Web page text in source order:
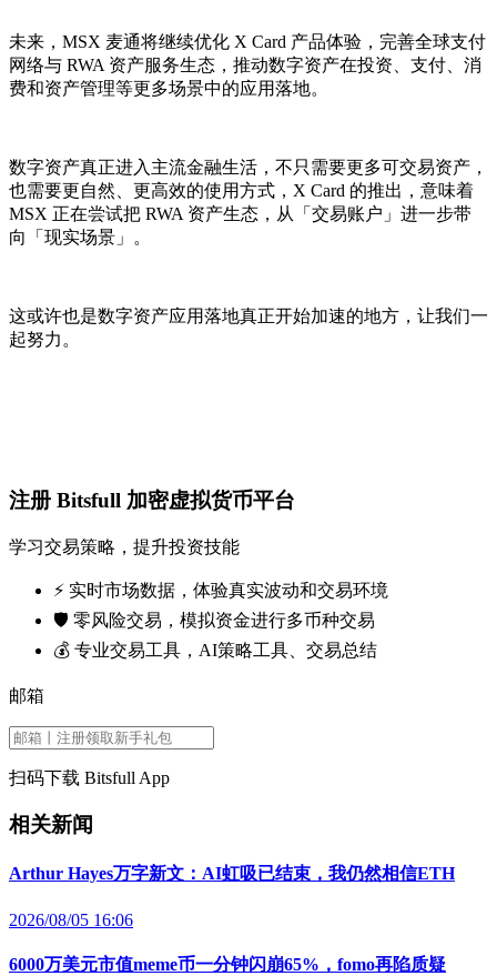
未来，MSX 麦通将继续优化 X Card 产品体验，完善全球支付
网络与 RWA 资产服务生态，推动数字资产在投资、支付、消
费和资产管理等更多场景中的应用落地。
数字资产真正进入主流金融生活，不只需要更多可交易资产，
也需要更自然、更高效的使用方式，X Card 的推出，意味着
MSX 正在尝试把 RWA 资产生态，从「交易账户」进一步带
向「现实场景」。
这或许也是数字资产应用落地真正开始加速的地方，让我们一
起努力。
注册 Bitsfull 加密虚拟货币平台
学习交易策略，提升投资技能
⚡️ 实时市场数据，体验真实波动和交易环境
🛡️ 零风险交易，模拟资金进行多币种交易
💰 专业交易工具，AI策略工具、交易总结
邮箱
扫码下载 Bitsfull App
相关新闻
Arthur Hayes万字新文：AI虹吸已结束，我仍然相信ETH
2026/08/05 16:06
6000万美元市值meme币一分钟闪崩65%，fomo再陷质疑